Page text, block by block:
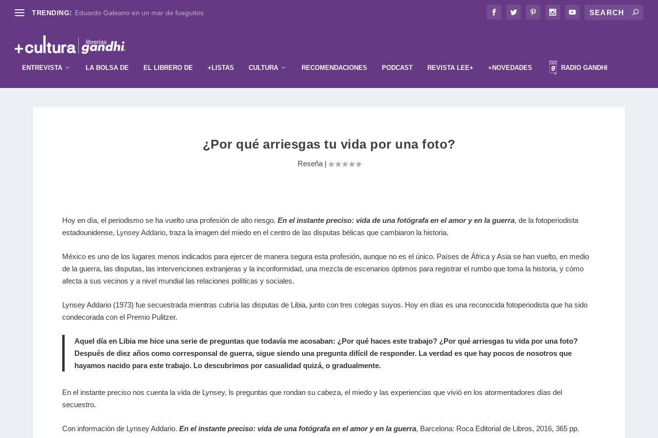
TRENDING: Eduardo Galeano en un mar de fueguitos
ENTREVISTA LA BOLSA DE EL LIBRERO DE +LISTAS CULTURA RECOMENDACIONES PODCAST REVISTA LEE+ +NOVEDADES RADIO GANDHI
¿Por qué arriesgas tu vida por una foto?
Reseña|
Hoy en día, el periodismo se ha vuelto una profesión de alto riesgo.En el instante preciso: vida de una fotógrafa en el amor y en la guerra, de la fotoperiodista
estadounidense, Lynsey Addario, traza la imagen del miedo en el centro de las disputas bélicas que cambiaron la historia.
México es uno de los lugares menos indicados para ejercer de manera segura esta profesión, aunque no es el único. Países de África y Asia se han vuelto, en medio
de la guerra, las disputas, las intervenciones extranjeras y la inconformidad, una mezcla de escenarios óptimos para registrar el rumbo que toma la historia, y cómo
afecta a sus vecinos y a nivel mundial las relaciones políticas y sociales.
Lynsey Addario (1973) fue secuestrada mientras cubría las disputas de Libia, junto con tres colegas suyos. Hoy en días es una reconocida fotoperiodista que ha sido
condecorada con el Premio Pulitzer.
Aquel día en Libia me hice una serie de preguntas que todavía me acosaban: ¿Por qué haces este trabajo? ¿Por qué arriesgas tu vida por una foto?
Después de diez años como corresponsal de guerra, sigue siendo una pregunta difícil de responder. La verdad es que hay pocos de nosotros que
hayamos nacido para este trabajo. Lo descubrimos por casualidad quizá, o gradualmente.
En el instante preciso nos cuenta la vida de Lynsey, ls preguntas que rondan su cabeza, el miedo y las experiencias que vivió en los atormentadores días del
secuestro.
Con información de Lynsey Addario.En el instante preciso: vida de una fotógrafa en el amor y en la guerra, Barcelona: Roca Editorial de Libros, 2016, 365 pp.